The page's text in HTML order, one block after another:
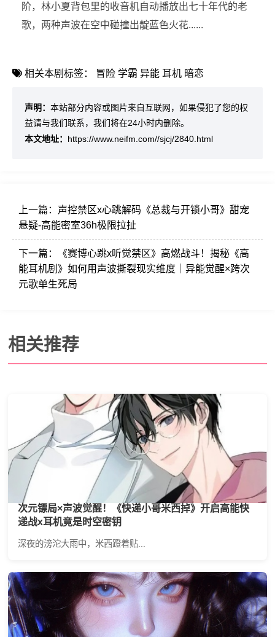
阶，林小夏背包里的收音机自动播放出七十年代的老
歌，两种声波在空中碰撞出靛蓝色火花......
相关本剧标签： 冒险 学霸 异能 耳机 暗恋
声明： 本站部分内容或图片来自互联网，如果侵犯了您的权
益请与我们联系，我们将在24小时内删除。
本文地址： https://www.neifm.com//sjcj/2840.html
上一篇： 声控禁区x心跳解码《总裁与开锁小哥》甜宠
悬疑-高能密室36h极限拉扯
下一篇：
《赛博心跳x听觉禁区》高燃战斗！揭秘《高
能耳机剧》如何用声波撕裂现实维度｜异能觉醒×跨次
元歌单生死局
相关推荐
次元镖局×声波觉醒！《快递小哥米西掉》开启高能快
递战x耳机竟是时空密钥
深夜的滂沱大雨中，米西蹬着贴...